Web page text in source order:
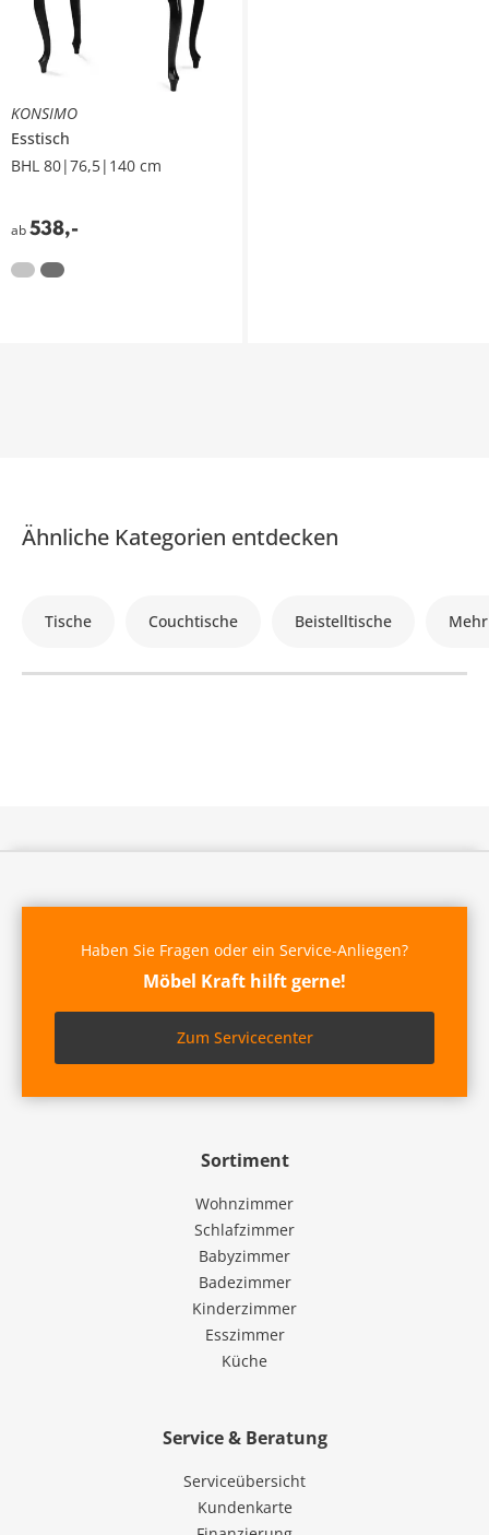
KONSIMO
Esstisch
BHL 80|76,5|140 cm
ab538,-
Ähnliche Kategorien entdecken
Tische Couchtische Beistelltische
Sortiment
Wohnzimmer
Schlafzimmer
Babyzimmer
Badezimmer
Kinderzimmer
Esszimmer
Küche
Service & Beratung
Serviceübersicht
Kundenkarte
Haben Sie Fragen oder ein Service-Anliegen?
Möbel Kraft hilft gerne!
Zum Servicecenter